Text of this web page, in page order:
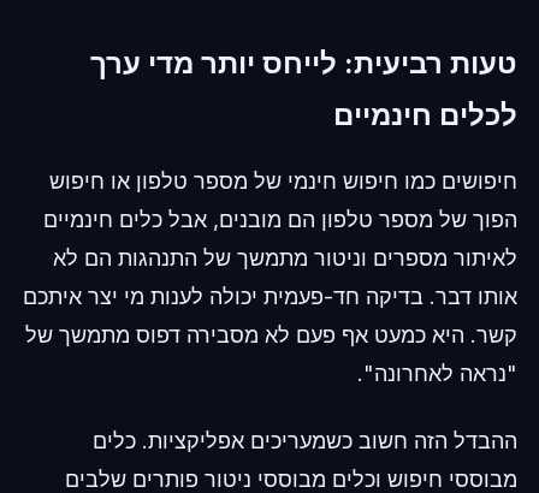
טעות רביעית: לייחס יותר מדי ערך
לכלים חינמיים
חיפושים כמו חיפוש חינמי של מספר טלפון או חיפוש
הפוך של מספר טלפון הם מובנים, אבל כלים חינמיים
לאיתור מספרים וניטור מתמשך של התנהגות הם לא
אותו דבר. בדיקה חד-פעמית יכולה לענות מי יצר איתכם
קשר. היא כמעט אף פעם לא מסבירה דפוס מתמשך של
"נראה לאחרונה".
ההבדל הזה חשוב כשמעריכים אפליקציות. כלים
מבוססי חיפוש וכלים מבוססי ניטור פותרים שלבים